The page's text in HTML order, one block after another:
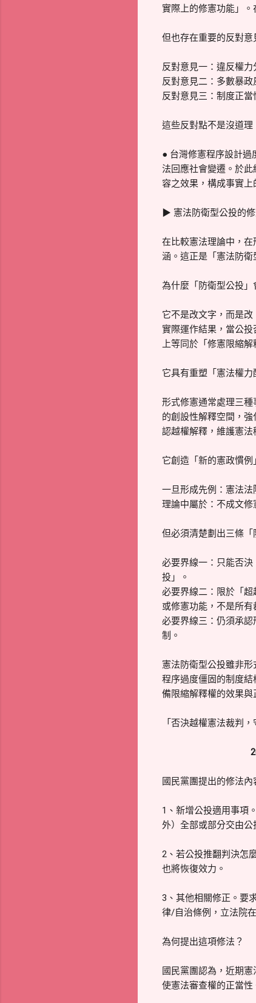
實際上的修憲功能」。
但也存在重要的反對意
反對意見一：違反權
反對意見二：多數暴
反對意見三：制度正
這些反對點不是沒道理
● 台灣修憲程序設計過
法回應社會變遷。於
容之效果，構成事實
▶ 憲法防衛型公投的
在比較憲法理論中，
涵。這正是「憲法防衛
為什麼「防衛型公投」
它不是改文字，而是
實際運作結果，當公
上等同於「修憲限縮解
它具有重塑「憲法權力
形式修憲通常處理三
的創設性解釋空間，
認越權解釋，維護憲法
它創造「新的憲政慣例」
一旦形成先例：憲法
理論中屬於：不成文修
但必須清楚劃出三條「
必要界線一：只能否
投」。
必要界線二：限於「
或修憲功能，不是所有
必要界線三：仍須承
制。
憲法防衛型公投雖非
程序過度僵固的制度
備限縮解釋權的效果與
「否決越權憲法裁判
國民黨團提出的修法
1、新增公投適用事項
外）全部或部分交由公
2、若公投推翻判決怎
也將恢復效力。
3、其他相關修正。要
律/自治條例，立法院
為何提出這項修法？
國民黨團認為，近期
使憲法審查權的正當性